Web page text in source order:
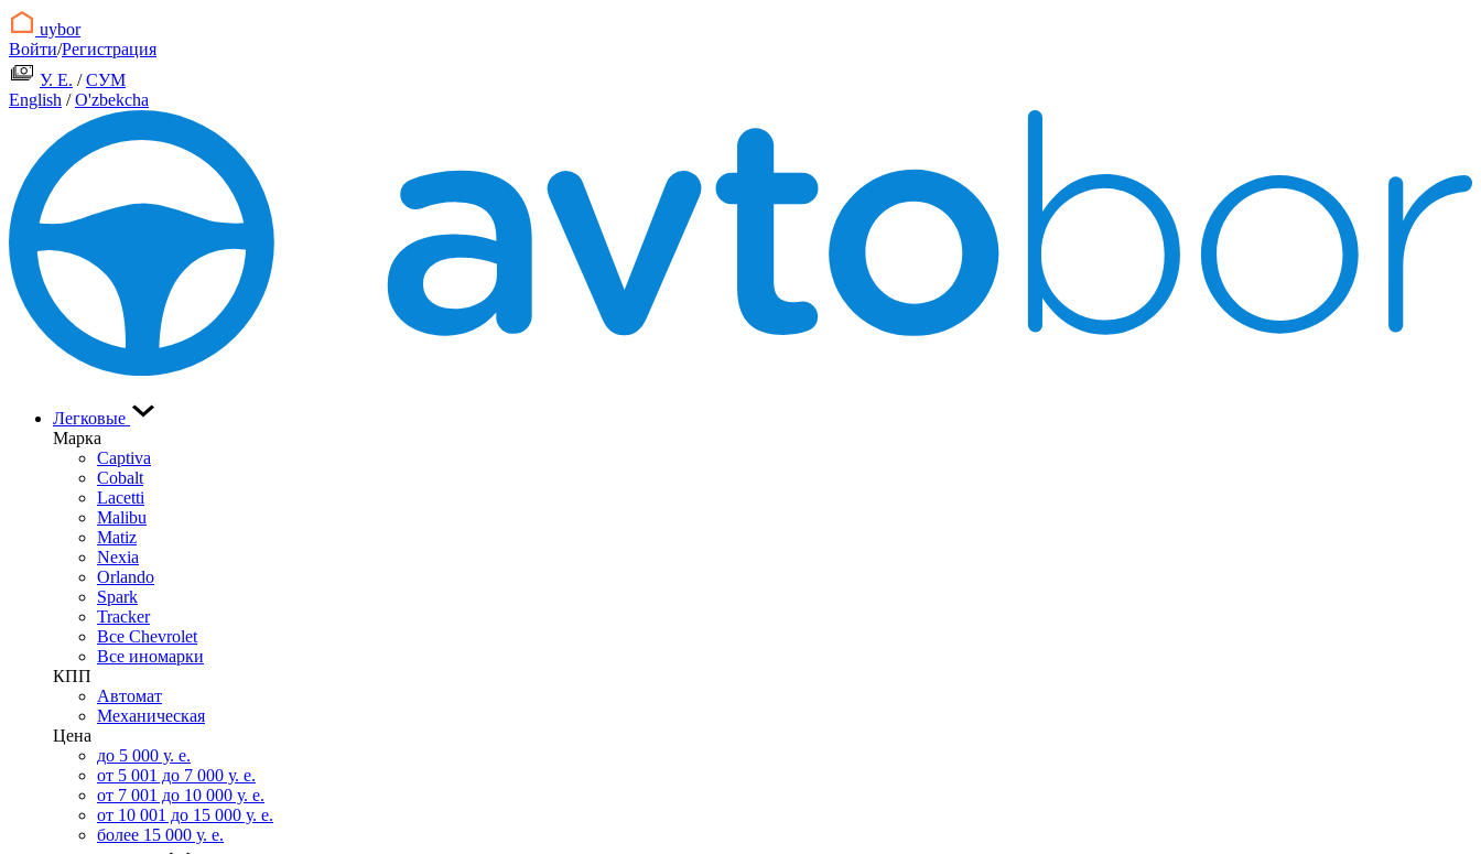
uybor
Войти/Регистрация
У. Е. /СУМ
English /O'zbekcha
Легковые
Марка
Captiva
Cobalt
Lacetti
Malibu
Matiz
Nexia
Orlando
Spark
Tracker
Все Chevrolet
Все иномарки
КПП
Автомат
Механическая
Цена
до 5 000 у. е.
от 5 001 до 7 000 у. е.
от 7 001 до 10 000 у. е.
от 10 001 до 15 000 у. е.
более 15 000 у. е.